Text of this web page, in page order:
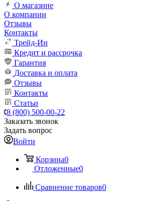
О магазине
О компании
Отзывы
Контакты
Трейд-Ин
Кредит и рассрочка
Гарантия
Доставка и оплата
Отзывы
Контакты
Статьи
8 (800) 500-00-22
Заказать звонок
Задать вопрос
Войти
Корзина0
Отложенные0
Сравнение товаров0